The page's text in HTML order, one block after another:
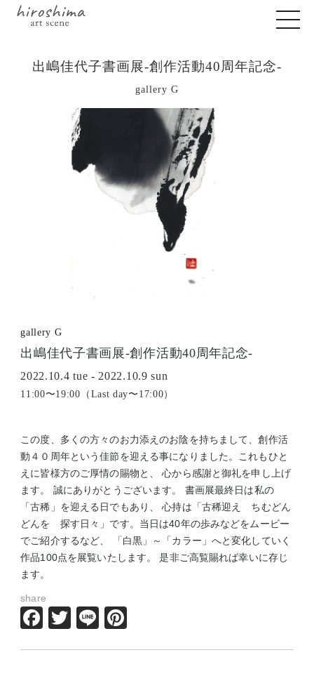
出嶋佳代子書画展-創作活動40周年記念-
gallery G
gallery G
出嶋佳代子書画展-創作活動40周年記念-
2022.10.4 tue - 2022.10.9 sun
11:00〜19:00（Last day〜17:00）
この度、多くの方々のお力添えのお陰を持ちまして、創作活
動４０周年という佳節を迎える事になりました。これもひと
えに皆様方のご厚情の賜物と、 心から感謝と御礼を申し上げ
ます。 誠にありがとうございます。 書画展最終日は私の
「古稀」を迎える日でもあり、 心持は「古稀迎え ちむどん
どんを 探す日々」です。当日は40年の歩みなどをムービー
でご紹介するなど、 「白黒」～「カラー」へと変化していく
作品100点を展覧いたします。 是非ご高覧賜れば幸いに存じ
ます。
share
Facebook
Twitter
Line